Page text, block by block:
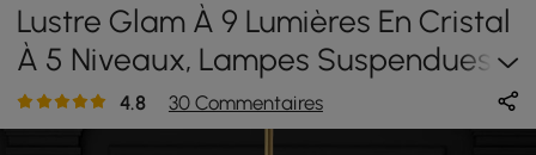
Lustre Glam À 9 Lumières En Cristal
À 5 Niveaux, Lampes Suspendues
Dorées Pour Salon
4.8 30 Commentaires